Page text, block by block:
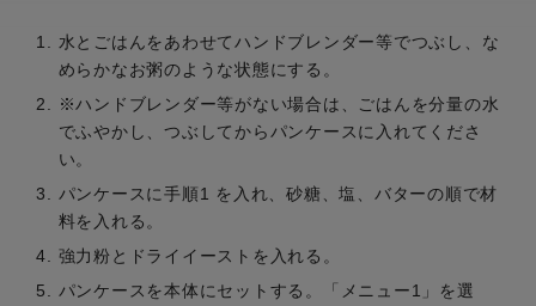
水とごはんをあわせてハンドブレンダー等でつぶし、な
めらかなお粥のような状態にする。
※ハンドブレンダー等がない場合は、ごはんを分量の水
でふやかし、つぶしてからパンケースに入れてくださ
い。
パンケースに手順1 を入れ、砂糖、塩、バターの順で材
料を入れる。
強力粉とドライイーストを入れる。
パンケースを本体にセットする。「メニュー1」を選